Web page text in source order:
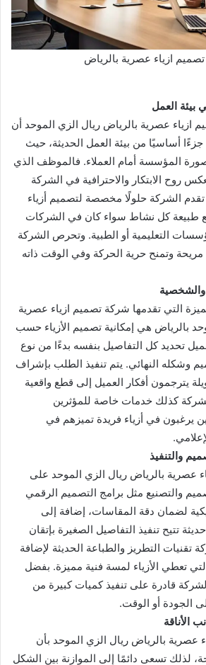
ازياء عصرية بالرياض
بيئة العمل
عصرية بالرياض ريال الزي الموحد أن
جزءًا أساسيًا من بيئة العمل الحديثة، حيث
المؤسسة أمام العملاء. فالموظف الذي
روح الابتكار والاحترافية في الشركة
تقدم الشركة حلولًا مخصصة لتصميم أزياء
طبيعة كل نشاط سواء كان في الشركات
التعليمية أو الطبية. وتحرص الشركة
وتمنح حرية الحركة وفي الوقت ذاته
التي تقدمها شركة تصميم ازياء عصرية
بالرياض هي إمكانية تصميم الأزياء حسب
تحديد كل التفاصيل بنفسه بدءًا من نوع
وشكله النهائي. يتم تنفيذ الطلب بإشراف
يترجمون أفكار العميل إلى قطع واقعية
كذلك خدمات خاصة للمؤثرين
يرغبون في أزياء فريدة تميزهم في
والتنفيذ
عصرية بالرياض ريال الزي الموحد على
والتصنيع مثل برامج التصميم الرقمي
لضمان دقة المقاسات، إضافة إلى
تتيح تنفيذ التفاصيل الصغيرة بإتقان
تقنيات التطريز والطباعة الحديثة لإضافة
تعطي الأزياء لمسة فنية مميزة. بفضل
قادرة على تنفيذ كميات كبيرة من
الجودة أو الوقت.
الأناقة
عصرية بالرياض ريال الزي الموحد بأن
لذلك تسعى دائمًا إلى الموازنة بين الشكل